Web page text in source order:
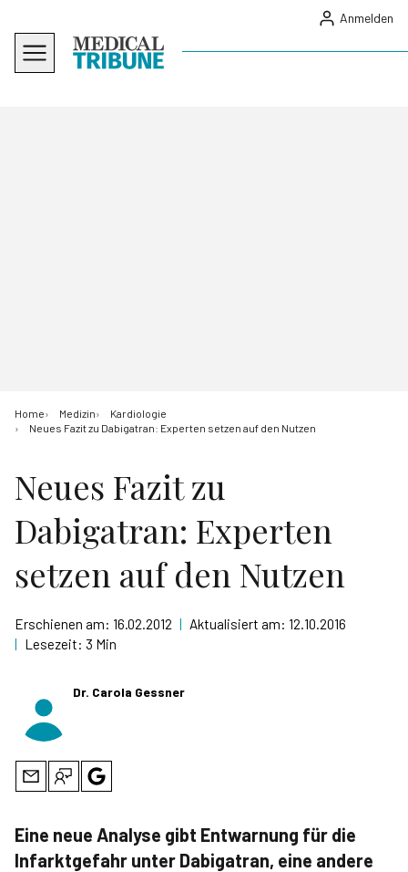
Anmelden
Home Medizin
Kardiologie
Neues Fazit zu Dabigatran: Experten setzen auf den Nutzen
Neues Fazit zu
Dabigatran: Experten
setzen auf den Nutzen
Erschienen am: 16.02.2012 | Aktualisiert am: 12.10.2016
| Lesezeit: 3 Min
Dr. Carola Gessner
Eine neue Analyse gibt Entwarnung für die
Infarktgefahr unter Dabigatran, eine andere